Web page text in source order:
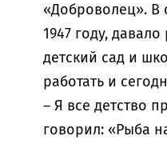
«Доброволец». В
1947 году,
детский сад и
работать и
– Я все детство
говорил: «Рыба